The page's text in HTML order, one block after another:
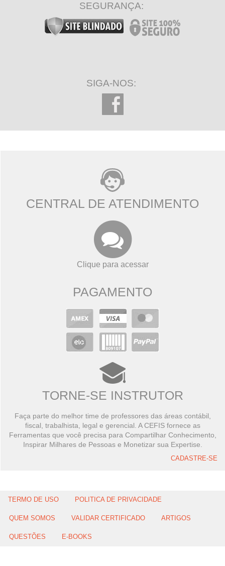
SEGURANÇA:
SIGA-NOS:
CENTRAL DE ATENDIMENTO
Clique para acessar
PAGAMENTO
TORNE-SE INSTRUTOR
Faça parte do melhor time de professores das áreas contábil,
fiscal, trabalhista, legal e gerencial. A CEFIS fornece as
Ferramentas que você precisa para Compartilhar Conhecimento,
Inspirar Milhares de Pessoas e Monetizar sua Expertise.
CADASTRE-SE
TERMO DE USO POLITICA DE PRIVACIDADE
QUEM SOMOS VALIDAR CERTIFICADO ARTIGOS
QUESTÕES E-BOOKS